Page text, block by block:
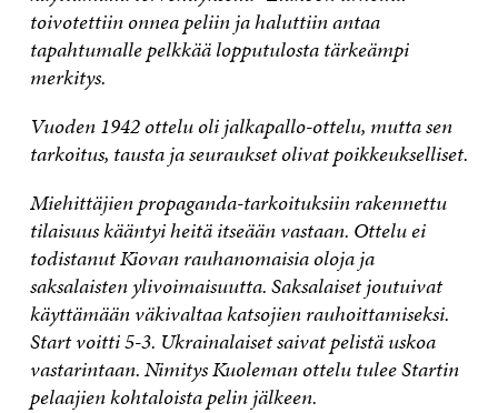
toivotettiin onnea peliin ja haluttiin antaa
tapahtumalle pelkkää lopputulosta tärkeämpi
merkitys.
Vuoden 1942 ottelu oli jalkapallo-ottelu, mutta sen
tarkoitus, tausta ja seuraukset olivat poikkeukselliset.
Miehittäjien propaganda-tarkoituksiin rakennettu
tilaisuus kääntyi heitä itseään vastaan. Ottelu ei
todistanut Kiovan rauhanomaisia oloja ja
saksalaisten ylivoimaisuutta. Saksalaiset joutuivat
käyttämään väkivaltaa katsojien rauhoittamiseksi.
Start voitti 5-3. Ukrainalaiset saivat pelistä uskoa
vastarintaan. Nimitys Kuoleman ottelu tulee Startin
pelaajien kohtaloista pelin jälkeen.